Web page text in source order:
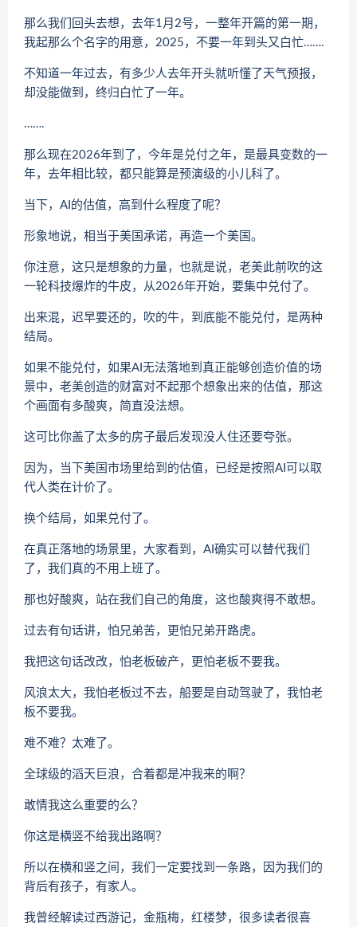
那么我们回头去想，去年1月2号，一整年开篇的第一期，
我起那么个名字的用意，2025，不要一年到头又白忙…….
不知道一年过去，有多少人去年开头就听懂了天气预报，
却没能做到，终归白忙了一年。
…….
那么现在2026年到了，今年是兑付之年，是最具变数的一
年，去年相比较，都只能算是预演级的小儿科了。
当下，AI的估值，高到什么程度了呢？
形象地说，相当于美国承诺，再造一个美国。
你注意，这只是想象的力量，也就是说，老美此前吹的这
一轮科技爆炸的牛皮，从2026年开始，要集中兑付了。
出来混，迟早要还的，吹的牛，到底能不能兑付，是两种
结局。
如果不能兑付，如果AI无法落地到真正能够创造价值的场
景中，老美创造的财富对不起那个想象出来的估值，那这
个画面有多酸爽，简直没法想。
这可比你盖了太多的房子最后发现没人住还要夸张。
因为，当下美国市场里给到的估值，已经是按照AI可以取
代人类在计价了。
换个结局，如果兑付了。
在真正落地的场景里，大家看到，AI确实可以替代我们
了，我们真的不用上班了。
那也好酸爽，站在我们自己的角度，这也酸爽得不敢想。
过去有句话讲，怕兄弟苦，更怕兄弟开路虎。
我把这句话改改，怕老板破产，更怕老板不要我。
风浪太大，我怕老板过不去，船要是自动驾驶了，我怕老
板不要我。
难不难？太难了。
全球级的滔天巨浪，合着都是冲我来的啊？
敢情我这么重要的么？
你这是横竖不给我出路啊？
所以在横和竖之间，我们一定要找到一条路，因为我们的
背后有孩子，有家人。
我曾经解读过西游记，金瓶梅，红楼梦，很多读者很喜